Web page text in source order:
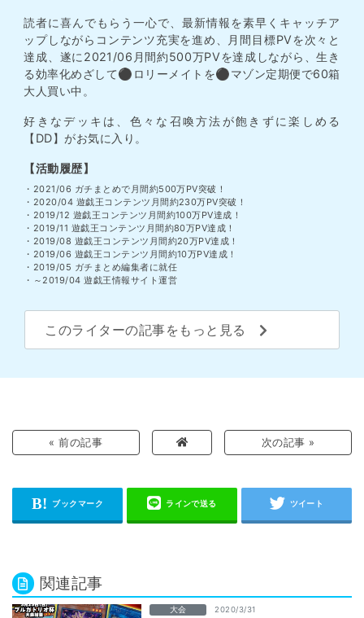
読者に喜んでもらう一心で、最新情報を素早くキャッチア
ップしながらコンテンツ充実を進め、月間目標PVを次々と
達成、遂に2021/06月間約500万PVを達成しながら、生き
る効率化めざして⚫︎ロリーメイトを⚫︎マゾン定期便で60箱
大人買い中。
好きなデッキは、色々な召喚方法が飽きずに楽しめる
【DD】がお気に入り。
【活動履歴】
・2021/06 ガチまとめで月間約500万PV突破！
・2020/04 遊戯王コンテンツ月間約230万PV突破！
・2019/12 遊戯王コンテンツ月間約100万PV達成！
・2019/11 遊戯王コンテンツ月間約80万PV達成！
・2019/08 遊戯王コンテンツ月間約20万PV達成！
・2019/06 遊戯王コンテンツ月間約10万PV達成！
・2019/05 ガチまとめ編集者に就任
・～2019/04 遊戯王情報サイト運営
このライターの記事をもっと見る
« 前の記事 次の記事 »
関連記事
大会 2020/3/31